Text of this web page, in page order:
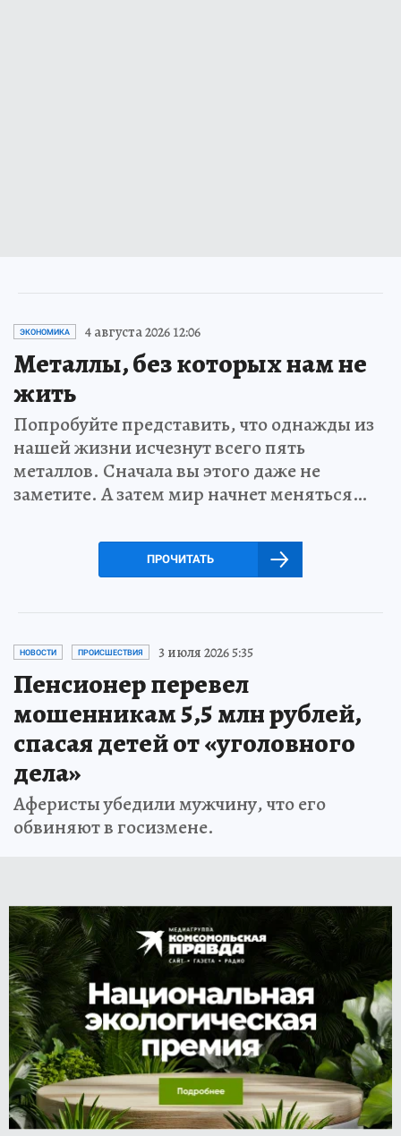
ЭКОНОМИКА 4 августа 2026 12:06
Металлы, без которых нам не
жить
Попробуйте представить, что однажды из
нашей жизни исчезнут всего пять
металлов. Сначала вы этого даже не
заметите. А затем мир начнет меняться…
ПРОЧИТАТЬ
НОВОСТИ ПРОИСШЕСТВИЯ 3 июля 2026 5:35
Пенсионер перевел
мошенникам 5,5 млн рублей,
спасая детей от «уголовного
дела»
Аферисты убедили мужчину, что его
обвиняют в госизмене.